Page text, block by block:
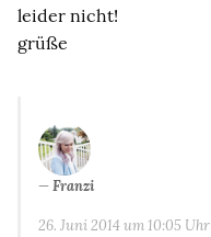
leider nicht!
grüße
Franzi
26. Juni 2014 um 10:05 Uhr